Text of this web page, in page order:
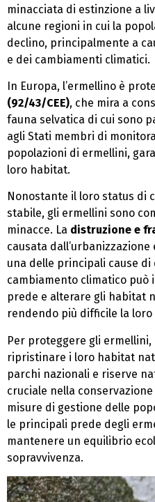
minacciata di estinzione a
alcune regioni in cui la
declino, principalmente a
e dei cambiamenti climatici.
In Europa, l’ermellino è
(92/43/CEE), che mira a
fauna selvatica di cui sono
agli Stati membri di
popolazioni di ermellini,
loro habitat.
Nonostante il loro status di
stabile, gli ermellini sono
minacce. La distruzione e
causata
una delle principali cause
cambiamento climatico
prede e alterare gli habitat
rendendo più difficile la loro
Per proteggere gli
ripristinare i loro habitat
parchi nazionali e riserve
cruciale nella
misure di gestione delle
le principali prede degli
mantenere un equilibrio
sopravvivenza.